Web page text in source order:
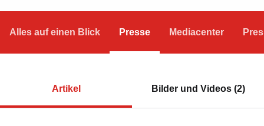
Alles auf einen Blick Presse Mediacenter
Artikel Bilder und Videos (2)